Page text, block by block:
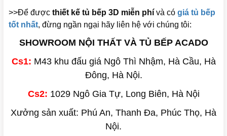
>>Để được thiết kế tủ bếp 3D miễn phí và có giá tủ bếp
tốt nhất, đừng ngần ngại hãy liên hệ với chúng tôi:
SHOWROOM NỘI THẤT VÀ TỦ BẾP ACADO
Cs1: M43 khu đấu giá Ngô Thì Nhậm, Hà Cầu, Hà
Đông, Hà Nội.
Cs2: 1029 Ngô Gia Tự, Long Biên, Hà Nội
Xưởng sản xuất: Phú An, Thanh Đa, Phúc Thọ, Hà
Nội.